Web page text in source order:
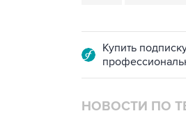
Купить
НОВОСТИ ПО